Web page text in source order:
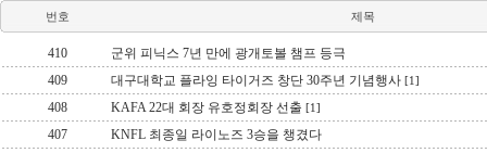
번호 제목
410
군위 피닉스 7년 만에 광개토볼 챔프 등극
409
대구대학교 플라잉 타이거즈 창단 30주년 기념행사 [1]
408 KAFA 22대 회장 유호정회장 선출 [1]
407
KNFL 최종일 라이노즈 3승을 챙겼다